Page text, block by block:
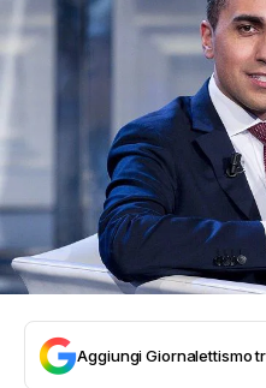
Aggiungi Giornalettismo